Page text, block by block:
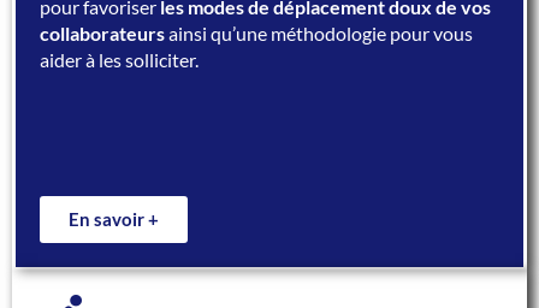
pour favoriser les modes de déplacement doux de vos
collaborateursainsi qu’une méthodologie pour vous
aider à les solliciter.
En savoir +